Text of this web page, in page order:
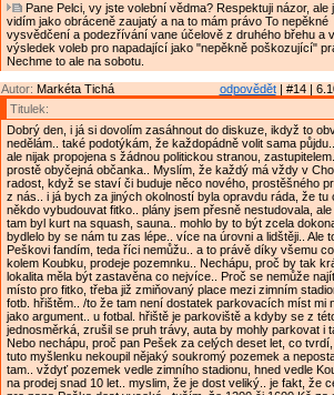
Pane Pelci, vy jste volební vědma? Respektuji názor, ale
vidím jako obráceně zaujatý a na to mám právo To nepěkné
vysvědčení a podezřívání vane účelově z druhého břehu a
výsledek voleb pro napadající jako "nepěkně poškozující"
Nechme to ale na sobotu.
odpovědět| #14 |
Autor: Markéta Tichá
Titulek:
Dobrý den, i já si dovolím zasáhnout do diskuze, ikdyž to
nedělám.. také podotýkám, že každopádně volit sama
ale nijak propojena s žádnou politickou stranou,
prostě obyčejná občanka.. Myslím, že každý má vždy v
radost, když se staví či buduje něco nového, prostěšného
z nás.. i já bych za jiných okolností byla opravdu ráda, že tu
někdo vybudouvat fitko.. plány jsem přesně nestudovala,
tam byl kurt na squash, sauna.. mohlo by to být zcela
bydlelo by se nám tu zas lépe.. více na úrovni a lidštěji.. Ale
Peškovi fandím, teda říci nemůžu.. a to právě díky všemu
kolem Koubku, prodeje pozemnku.. Nechápu, proč by tak
lokalita měla být zastavěna co nejvíce.. Proč se nemůže
místo pro fitko, třeba již zmiňovaný place mezi zimním
fotb. hřištěm.. /to že tam není dostatek parkovacích míst mi
jako argument.. u fotbal. hřiště je parkoviště a kdyby se z
jednosměrká, zrušil se pruh trávy, auta by mohly parkovat i
Nebo nechápu, proč pan Pešek za celých deset let, co
tuto myšlenku nekoupil nějaký soukromý pozemek a
tam.. vždyť pozemek vedle zimního stadionu, hned vedle
na prodej snad 10 let.. myslim, že je dost veliký.. je fakt, že